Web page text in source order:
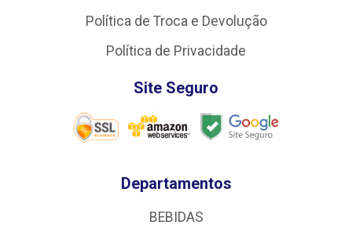
Política de Troca e Devolução
Política de Privacidade
Site Seguro
Departamentos
BEBIDAS